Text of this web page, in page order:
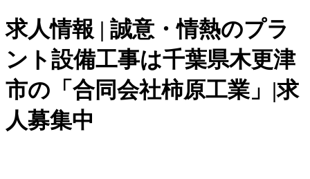
求人情報 | 誠意・情熱のプラ
ント設備工事は千葉県木更津
市の「合同会社柿原工業」|求
人募集中